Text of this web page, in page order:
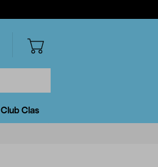
Club Clas